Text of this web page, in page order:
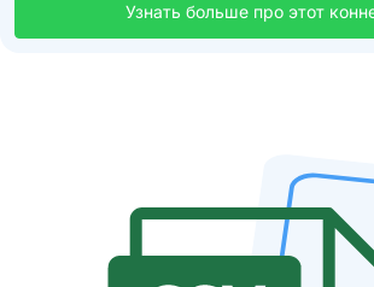
Узнать больше про этот